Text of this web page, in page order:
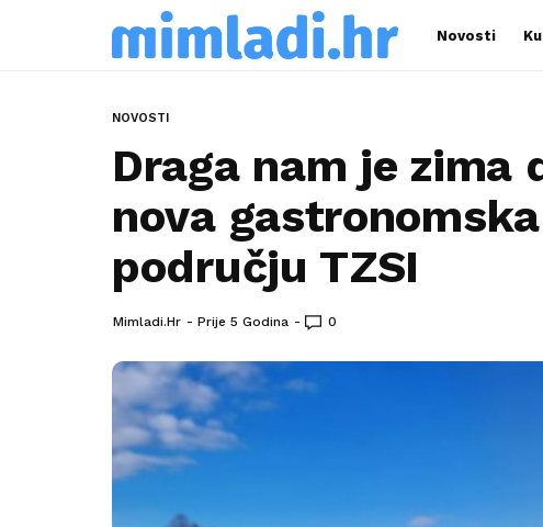
Novosti
NOVOSTI
Draga nam je zima
nova
području TZSI
Mimladi.hr Prije 5 Godina 0